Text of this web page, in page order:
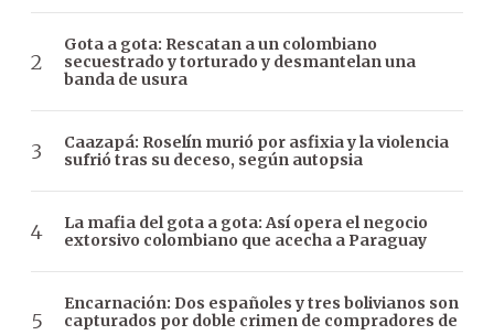
Gota a gota: Rescatan a un colombiano
secuestrado y torturado y desmantelan una
banda de usura
Caazapá: Roselín murió por asfixia y la violencia
sufrió tras su deceso, según autopsia
La mafia del gota a gota: Así opera el negocio
extorsivo colombiano que acecha a Paraguay
Encarnación: Dos españoles y tres bolivianos son
capturados por doble crimen de compradores de